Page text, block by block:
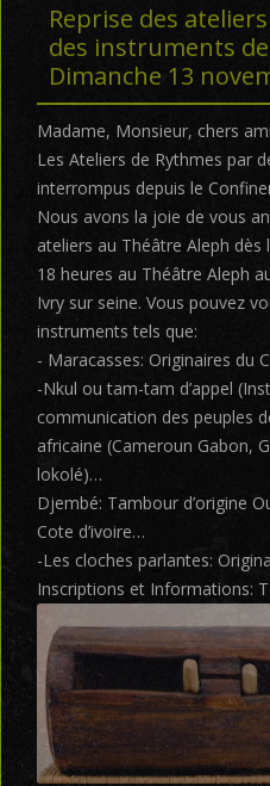
Reprise des
des instruments
Dimanche 13
Madame, Monsieur, chers
Les Ateliers de Rythmes par
interrompus depuis le
Nous avons la joie de vous
ateliers au Théâtre Aleph
18 heures au Théâtre Aleph
Ivry sur seine. Vous pouvez
instruments tels que:
- Maracasses: Originaires du
-Nkul ou tam-tam d’appel
communication des peuples
africaine (Cameroun Gabon,
lokolé)…
Djembé: Tambour d’origine
Cote d’ivoire…
-Les cloches parlantes:
Inscriptions et Informations: